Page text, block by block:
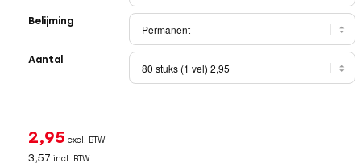
Belijming
Aantal
2,95 excl. BTW
3,57 incl. BTW